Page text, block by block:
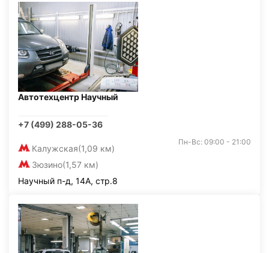
Автотехцентр Научный
+7 (499) 288-05-36
Калужская(1,09 км)
Зюзино(1,57 км)
Пн-Вс: 09:00 - 21:00
Научный п-д, 14А, стр.8